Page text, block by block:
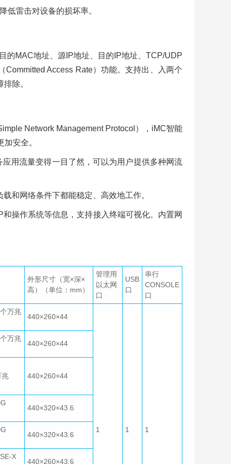
低雷击对设备的损坏率。
的MAC地址、源IP地址、目的IP地址、TCP/UDP
Access Rate）功能。支持出、入两个
除。
Network Management Protocol），iMC智能
安全。
用流量变得一目了然，可以为用户提供多种网流
和网络条件下都能稳定、高效地工作。
操作系统等信息，支持接入终端可视化。内置网
外形尺寸（宽×深×
高）（单位：mm）
管理用
以太网
口
USB
口
串行
CONSOLE
口
万兆
440×260×44
1 1 1
万兆
440×260×44
兆
440×260×44
440×320×43.6
440×320×43.6
X
440×260×43.6